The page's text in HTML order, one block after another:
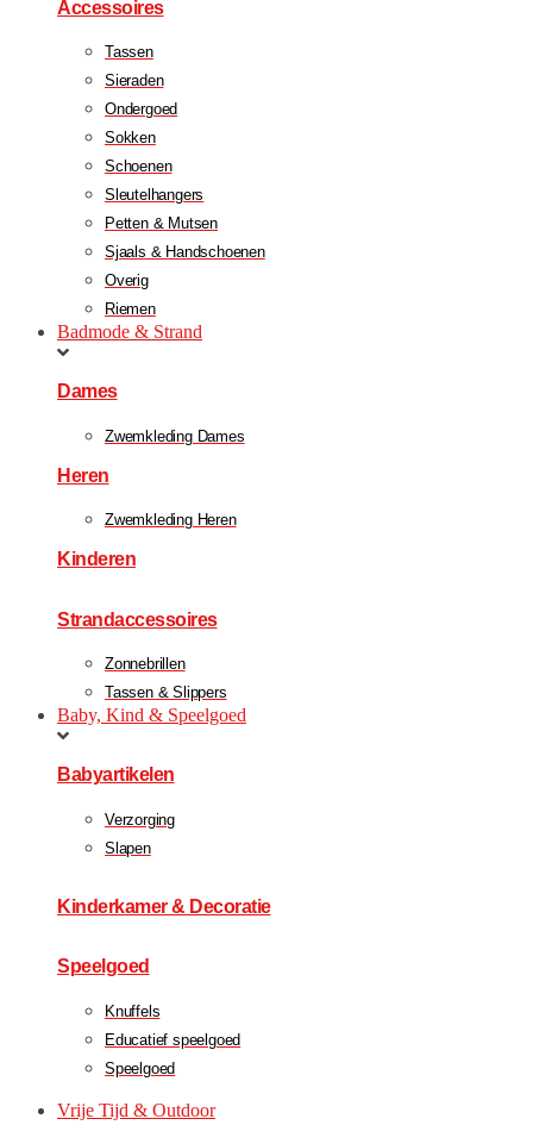
Accessoires
Tassen
Sieraden
Ondergoed
Sokken
Schoenen
Sleutelhangers
Petten & Mutsen
Sjaals & Handschoenen
Overig
Riemen
Badmode & Strand
Dames
Zwemkleding Dames
Heren
Zwemkleding Heren
Kinderen
Strandaccessoires
Zonnebrillen
Tassen & Slippers
Baby, Kind & Speelgoed
Babyartikelen
Verzorging
Slapen
Kinderkamer & Decoratie
Speelgoed
Knuffels
Educatief speelgoed
Speelgoed
Vrije Tijd & Outdoor